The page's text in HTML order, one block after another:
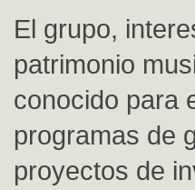
El grupo,
patrimonio
conocido para
programas de
proyectos de